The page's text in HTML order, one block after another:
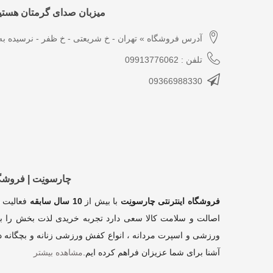
میزبان صدای گرمتان
آدرس فروشگاه » تهران - خ شریعتی - خ ظفر - نرسیده
تلفن : 09913776062
09366988330
چارسونِت |
فروشگاه اینترنتی چارسونِت با بیش از10 سال سابقه
اصالت و سلامت کالا سعی دارد تجربه خریدی لذت بخش را
ورزشی و اسپرت مردانه ، انواع کفش ورزشی زنانه و بچگانه
آشنا برای شما عزیزان فراهم کرده ایم مشاهده بیشتر